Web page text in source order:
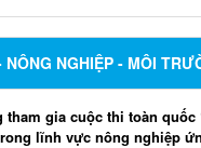
NÔNG NGHIỆP - MÔI
tham gia cuộc thi toàn
lĩnh vực nông nghiệp